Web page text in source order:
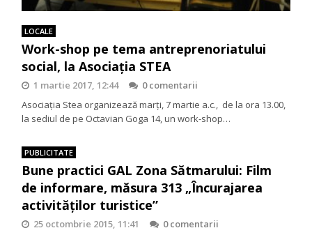
LOCALE
Work-shop pe tema antreprenoriatului
social, la Asociația STEA
1 martie 2017, 12:44
0 comentarii
Asociația Stea organizează marți, 7 martie a.c., de la ora 13.00,
la sediul de pe Octavian Goga 14, un work-shop…
PUBLICITATE
Bune practici GAL Zona Sătmarului: Film
de informare, măsura 313 „Încurajarea
activităţilor turistice”
25 octombrie 2015, 11:41
0 comentarii